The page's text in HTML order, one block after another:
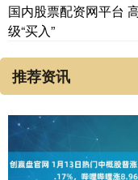
国内股票配资网平台
级“买入”
推荐资讯